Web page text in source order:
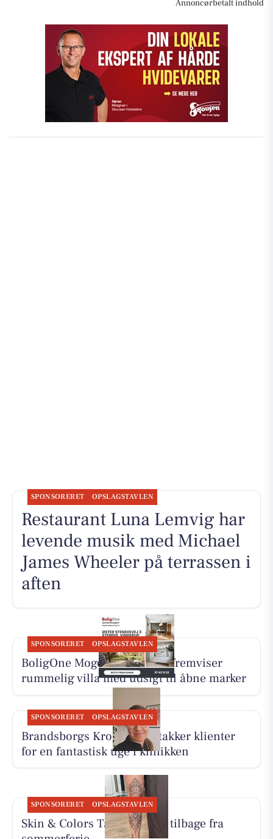
Annoncørbetalt indhold
SPONSORERET OPSLAGSTAVLEN
Restaurant Luna Lemvig har
levende musik med Michael
James Wheeler på terrassen i
aften
SPONSORERET OPSLAGSTAVLEN
BoligOne Mogens Kragh I/S fremviser
rummelig villa med udsigt til åbne marker
SPONSORERET OPSLAGSTAVLEN
Brandsborgs Kropsterapi takker klienter
for en fantastisk uge i klinikken
SPONSORERET OPSLAGSTAVLEN
Skin & Colors Tattoo ApS er tilbage fra